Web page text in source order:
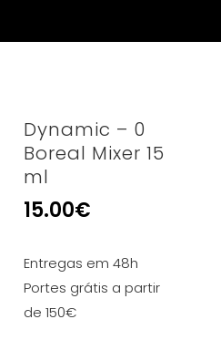
Dynamic – 0
Boreal Mixer 15
ml
15.00€
Entregas em 48h
Portes grátis a partir
de 150€